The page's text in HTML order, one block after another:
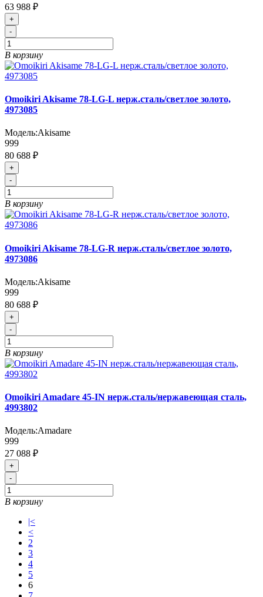
63 988 ₽
+
-
В корзину
Omoikiri Akisame 78-LG-L нерж.сталь/светлое золото,
4973085
Модель:Akisame
999
80 688 ₽
+
-
В корзину
Omoikiri Akisame 78-LG-R нерж.сталь/светлое золото,
4973086
Модель:Akisame
999
80 688 ₽
+
-
В корзину
Omoikiri Amadare 45-IN нерж.сталь/нержавеющая сталь,
4993802
Модель:Amadare
999
27 088 ₽
+
-
В корзину
|<
<
2
3
4
5
6